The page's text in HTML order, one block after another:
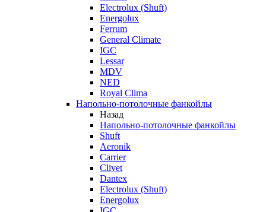
Electrolux (Shuft)
Energolux
Ferrum
General Climate
IGC
Lessar
MDV
NED
Royal Clima
Напольно-потолочные фанкойлы
Назад
Напольно-потолочные фанкойлы
Shuft
Aeronik
Carrier
Clivet
Dantex
Electrolux (Shuft)
Energolux